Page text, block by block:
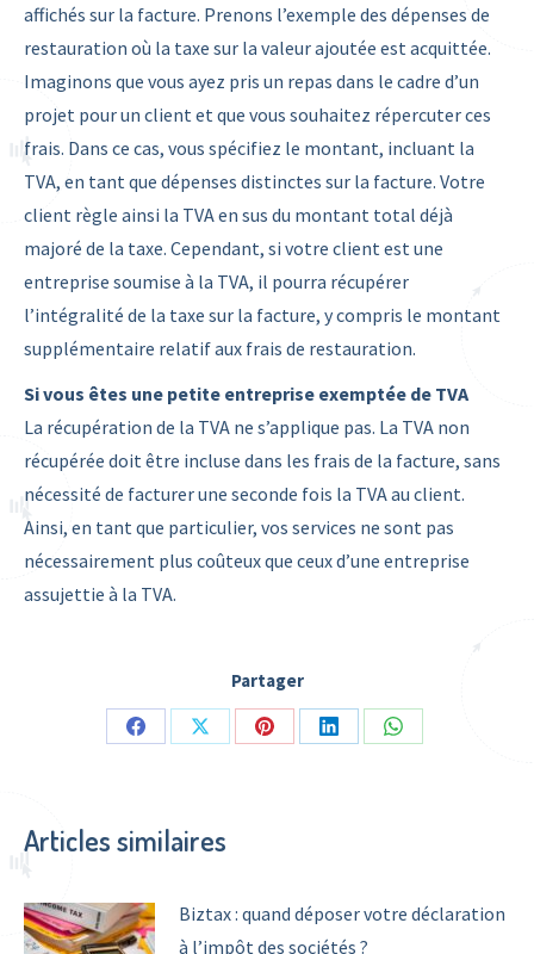
affichés sur la facture. Prenons l’exemple des dépenses de
restauration où la taxe sur la valeur ajoutée est acquittée.
Imaginons que vous ayez pris un repas dans le cadre d’un
projet pour un client et que vous souhaitez répercuter ces
frais. Dans ce cas, vous spécifiez le montant, incluant la
TVA, en tant que dépenses distinctes sur la facture. Votre
client règle ainsi la TVA en sus du montant total déjà
majoré de la taxe. Cependant, si votre client est une
entreprise soumise à la TVA, il pourra récupérer
l’intégralité de la taxe sur la facture, y compris le montant
supplémentaire relatif aux frais de restauration.
Si vous êtes une petite entreprise exemptée de TVA
La récupération de la TVA ne s’applique pas. La TVA non
récupérée doit être incluse dans les frais de la facture, sans
nécessité de facturer une seconde fois la TVA au client.
Ainsi, en tant que particulier, vos services ne sont pas
nécessairement plus coûteux que ceux d’une entreprise
assujettie à la TVA.
Partager
Share
Share
Share
Share
Share
Articles similaires
Biztax : quand déposer votre déclaration
à l’impôt des sociétés ?